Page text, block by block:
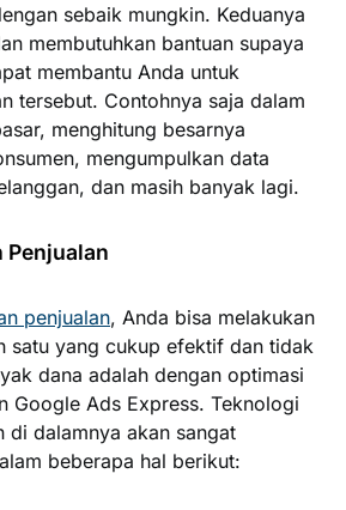
sebaik mungkin. Keduanya
membutuhkan bantuan supaya
membantu Anda untuk
tersebut. Contohnya saja dalam
menghitung besarnya
mengumpulkan data
dan masih banyak lagi.
Penjualan
penjualan, Anda bisa melakukan
satu yang cukup efektif dan tidak
dana adalah dengan optimasi
Google Ads Express. Teknologi
di dalamnya akan sangat
beberapa hal berikut: